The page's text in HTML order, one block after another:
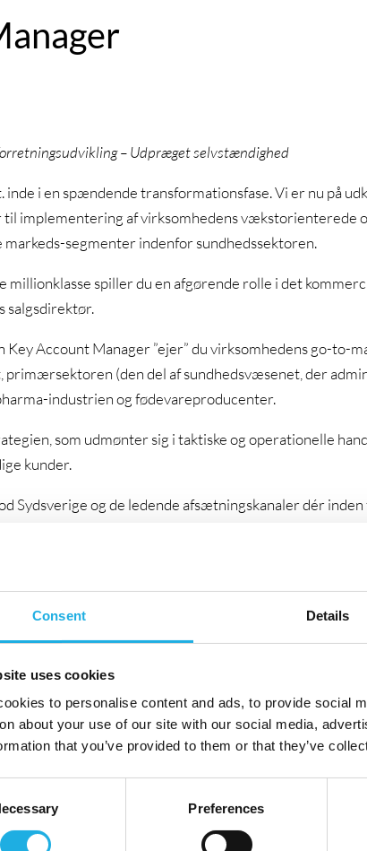
Consent Details
uses cookies
to personalise content and ads, to provide social
about your use of our site with our social media,
that you’ve provided to them or that they’ve
Preferences
– Udpræget selvstændighed
i en spændende transformationsfase. Vi er nu på
implementering af virksomhedens vækstorienterede
segmenter indenfor sundhedssektoren.
millionklasse spiller du en afgørende rolle i det
salgsdirektør.
Key Account Manager ”ejer” du virksomhedens go-to-
(den del af sundhedsvæsenet, der
industrien og fødevareproducenter.
som udmønter sig i taktiske og operationelle
kunder.
Sydsverige og de ledende afsætningskanaler dér
og du har evnen til at finde løsninger, der sikrer
fuldt ud. For at implementere strategien og
en akademisk baggrund og kommer ind i dette job
brandorienteret virksomhed. Det er vigtigt at du har
Key Account Manager eksekvering da jobbet hér
metier og har måske nu lyst til at afprøve din
medspiller for at nå de ambitiøse målsætninger.